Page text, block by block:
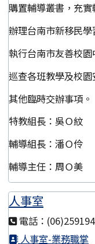
購置輔導叢書，充實
辦理台南市新移民
執行台南市友善校
巡查各班教學及校園
其他臨時交辦事項。
特教組長：吳Ｏ紋
輔導組長：潘Ｏ伶
輔導主任：周Ｏ美
人事室
電話：
人事室-業務職掌